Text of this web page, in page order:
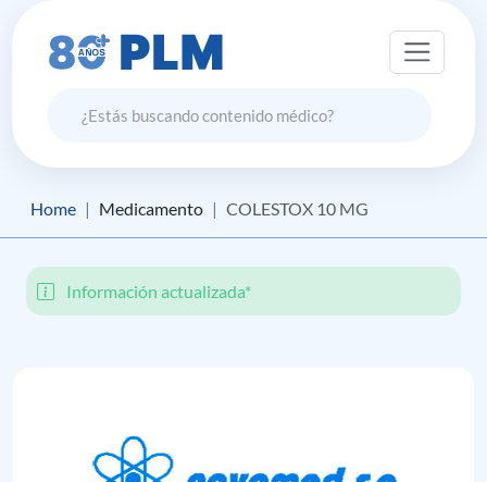
Home Medicamento COLESTOX 10 MG
Información actualizada*